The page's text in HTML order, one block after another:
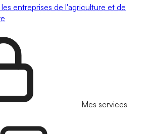
entreprises de l'agriculture et de
Mes services